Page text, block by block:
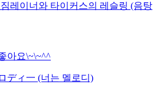
레이너와 타이커스의 레슬링 (음탕
아요\~\~^^
ディ一 (너는 멜로디)